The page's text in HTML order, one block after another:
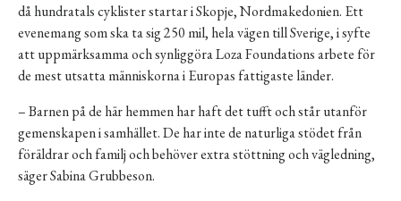
då hundratals cyklister startar i Skopje, Nordmakedonien. Ett
evenemang som ska ta sig 250 mil, hela vägen till Sverige, i syfte
att uppmärksamma och synliggöra Loza Foundations arbete för
de mest utsatta människorna i Europas fattigaste länder.
– Barnen på de här hemmen har haft det tufft och står utanför
gemenskapen i samhället. De har inte de naturliga stödet från
föräldrar och familj och behöver extra stöttning och vägledning,
säger Sabina Grubbeson.